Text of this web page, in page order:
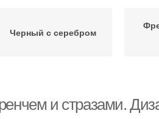
Черный с серебром
и стразами.